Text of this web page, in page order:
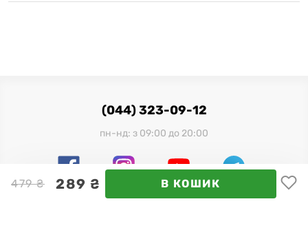
479 ₴ 289 ₴ В КОШИК
(044) 323-09-12
пн-нд: з 09:00 до 20:00